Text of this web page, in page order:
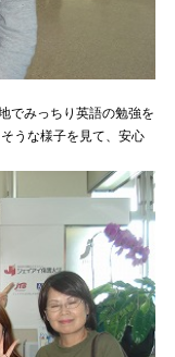
でみっちり英語の勉強を
うな様子を見て、安心